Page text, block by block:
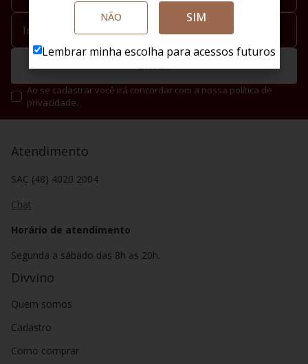
Enviar
Ao se cadastrar você irá concordar com a nossa política de
privacidade.
Atendimento
SAC (48) 4020 2004
Chat
Horário de atendimento
Segunda a sábado das 8h as 20h.
Divvino
Quem somos
Cadastro
Como comprar
NÃO SIM
Lembrar minha escolha para acessos futuros